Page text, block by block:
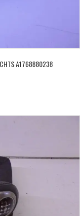
A1768880238